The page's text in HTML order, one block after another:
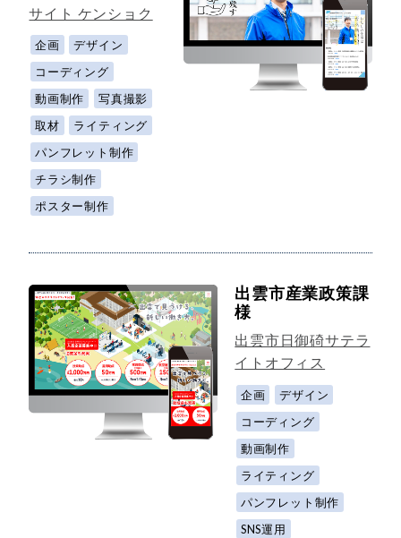
サイト ケンショク
企画
デザイン
コーディング
動画制作
写真撮影
取材
ライティング
パンフレット制作
チラシ制作
ポスター制作
出雲市産業政策課
様
出雲市日御碕サテラ
イトオフィス
企画
デザイン
コーディング
動画制作
ライティング
パンフレット制作
SNS運用